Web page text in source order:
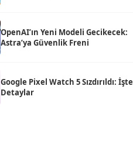
OpenAI’ın Yeni Modeli Gecikecek:
Astra’ya Güvenlik Freni
Google Pixel Watch 5 Sızdırıldı: İşte
Detaylar